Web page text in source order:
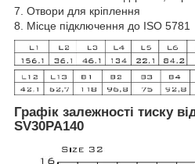
7. Отвори для кріплення
8. Місце підключення до ISO 5781
Графік залежності тиску
SV30PA140